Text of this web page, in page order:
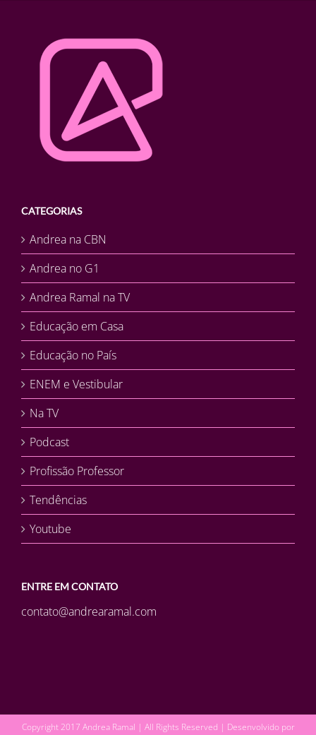
CATEGORIAS
Andrea na CBN
Andrea no G1
Andrea Ramal na TV
Educação em Casa
Educação no País
ENEM e Vestibular
Na TV
Podcast
Profissão Professor
Tendências
Youtube
ENTRE EM CONTATO
contato@andrearamal.com
Copyright 2017 Andrea Ramal | All Rights Reserved | Desenvolvido por